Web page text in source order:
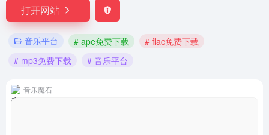
打开网站
音乐平台 # ape免费下载
# flac免费下载
# mp3免费下载
# 音乐平台
音乐魔石